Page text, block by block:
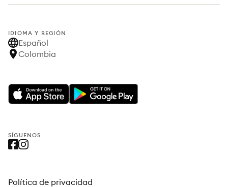
IDIOMA Y REGIÓN
Español
Colombia
SÍGUENOS
Política de privacidad